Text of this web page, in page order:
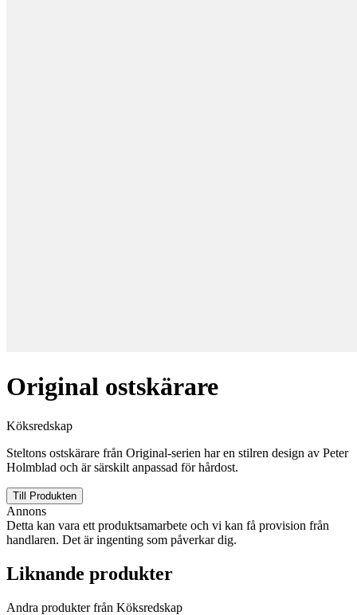
Original ostskärare
Köksredskap
Steltons ostskärare från Original-serien har en stilren design av Peter
Holmblad och är särskilt anpassad för hårdost.
Till Produkten
Annons
Detta kan vara ett produktsamarbete och vi kan få provision från
handlaren. Det är ingenting som påverkar dig.
Liknande produkter
Andra produkter från Köksredskap